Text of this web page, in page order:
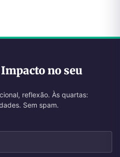
no seu
reflexão. Às quartas:
Sem spam.